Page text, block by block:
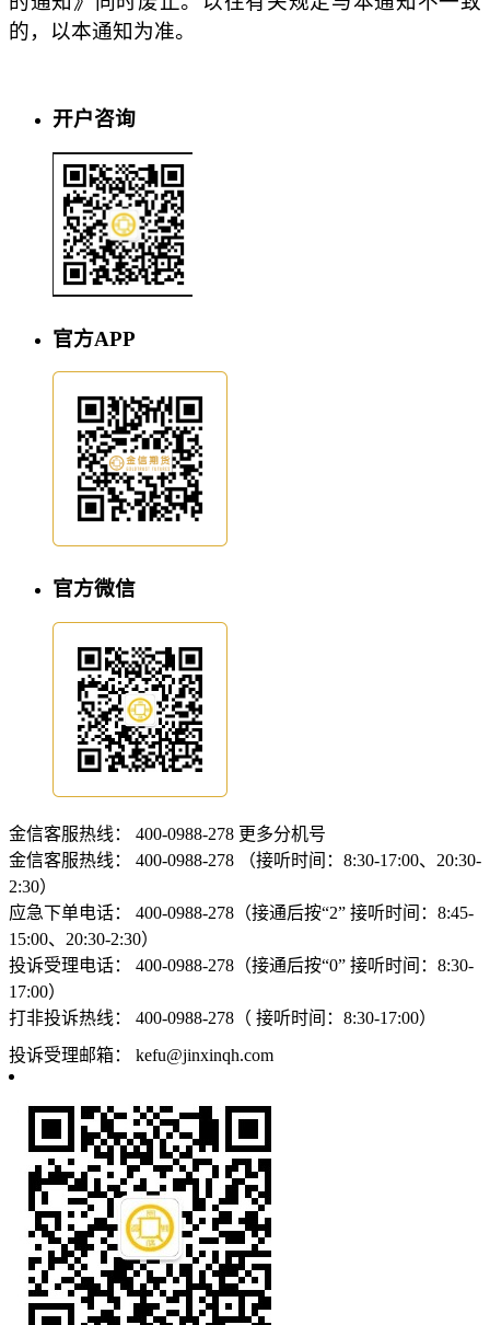
的，以本通知为准。
开户咨询
官方APP
官方微信
金信客服热线： 400-0988-278 更多分机号
金信客服热线：
400-0988-278 （接听时间：8:30-17:00、20:30-
2:30）
应急下单电话：
400-0988-278（接通后按“2” 接听时间：8:45-
15:00、20:30-2:30）
投诉受理电话：
400-0988-278（接通后按“0” 接听时间：8:30-
17:00）
打非投诉热线：
400-0988-278（ 接听时间：8:30-17:00）
投诉受理邮箱：
kefu@jinxinqh.com